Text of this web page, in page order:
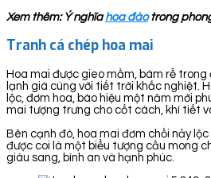
Xem thêm: Ý nghĩahoa đàotrong
Tranh cá chép hoa mai
Hoa mai được gieo mầm, bám rễ
lạnh giá cùng với tiết trời khắc nghiệt.
lộc, đơm hoa, báo hiệu một năm mới
mai tượng trưng cho cốt cách, khí tiết
Bên cạnh đó, hoa mai đơm chồi nảy
được coi là một biểu tượng cầu mong
giàu sang, bình an và hạnh phúc.